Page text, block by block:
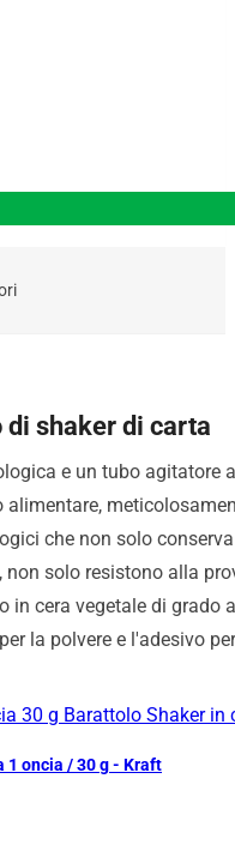
shaker di carta
e un tubo agitatore
che non solo
non solo resistono alla
in cera vegetale di
la polvere e l'adesivo
1 oncia / 30 g - Kraft